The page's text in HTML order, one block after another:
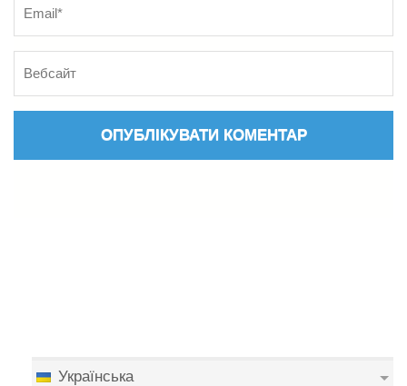
Українська